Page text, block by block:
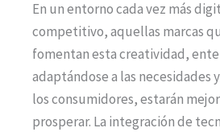
En un entorno cada vez más
competitivo, aquellas marcas
fomentan esta creatividad,
adaptándose a las necesidades
los consumidores, estarán
prosperar. La integración de